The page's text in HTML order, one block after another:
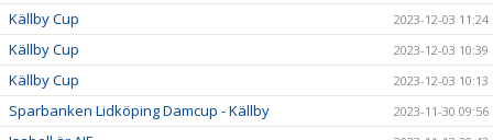
Källby Cup 2023-12-03 11:24
Källby Cup 2023-12-03 10:39
Källby Cup 2023-12-03 10:13
Sparbanken Lidköping Damcup - Källby 2023-11-30 09:56